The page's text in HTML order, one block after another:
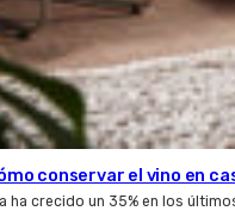
conservar el vino en
ha crecido un 35% en los